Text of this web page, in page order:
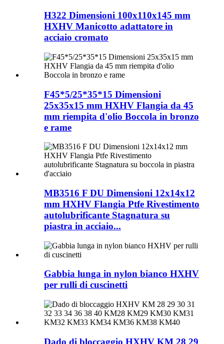
H322 Dimensioni 100x110x145 mm
HXHV Manicotto adattatore in
acciaio cromato
F45*5/25*35*15 Dimensioni
25x35x15 mm HXHV Flangia da 45
mm riempita d'olio Boccola in bronzo
e rame
MB3516 F DU Dimensioni 12x14x12
mm HXHV Flangia Ptfe Rivestimento
autolubrificante Stagnatura su
piastra in acciaio...
Gabbia lunga in nylon bianco HXHV
per rulli di cuscinetti
Dado di bloccaggio HXHV KM 28 29